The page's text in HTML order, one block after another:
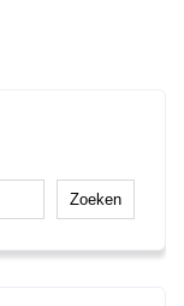
Zoeken